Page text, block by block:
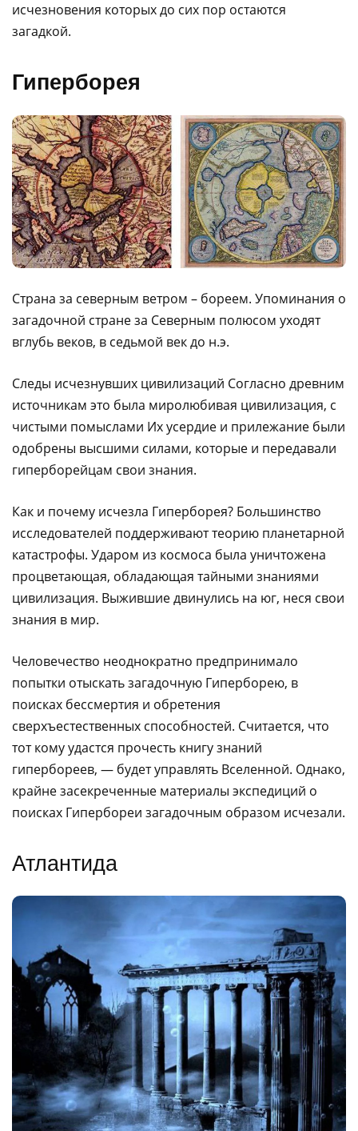
исчезновения которых до сих пор остаются
загадкой.
Гиперборея
Страна за северным ветром – бореем. Упоминания о
загадочной стране за Северным полюсом уходят
вглубь веков, в седьмой век до н.э.
Следы исчезнувших цивилизаций Согласно древним
источникам это была миролюбивая цивилизация, с
чистыми помыслами Их усердие и прилежание были
одобрены высшими силами, которые и передавали
гиперборейцам свои знания.
Как и почему исчезла Гиперборея? Большинство
исследователей поддерживают теорию планетарной
катастрофы. Ударом из космоса была уничтожена
процветающая, обладающая тайными знаниями
цивилизация. Выжившие двинулись на юг, неся свои
знания в мир.
Человечество неоднократно предпринимало
попытки отыскать загадочную Гиперборею, в
поисках бессмертия и обретения
сверхъестественных способностей. Считается, что
тот кому удастся прочесть книгу знаний
гипербореев, — будет управлять Вселенной. Однако,
крайне засекреченные материалы экспедиций о
поисках Гипербореи загадочным образом исчезали.
Атлантида